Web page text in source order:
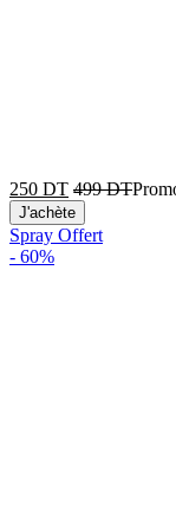
250 DT 499DT
J'achète
Spray Offert
- 60%